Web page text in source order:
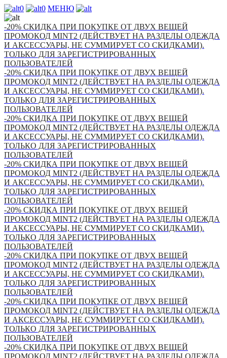
0 0 МЕНЮ
-20% СКИДКА ПРИ ПОКУПКЕ ОТ ДВУХ ВЕЩЕЙ
ПРОМОКОД MINT2 (ДЕЙСТВУЕТ НА РАЗДЕЛЫ ОДЕЖДА
И АКСЕССУАРЫ, НЕ СУММИРУЕТ СО СКИДКАМИ).
ТОЛЬКО ДЛЯ ЗАРЕГИСТРИРОВАННЫХ
ПОЛЬЗОВАТЕЛЕЙ
-20% СКИДКА ПРИ ПОКУПКЕ ОТ ДВУХ ВЕЩЕЙ
ПРОМОКОД MINT2 (ДЕЙСТВУЕТ НА РАЗДЕЛЫ ОДЕЖДА
И АКСЕССУАРЫ, НЕ СУММИРУЕТ СО СКИДКАМИ).
ТОЛЬКО ДЛЯ ЗАРЕГИСТРИРОВАННЫХ
ПОЛЬЗОВАТЕЛЕЙ
-20% СКИДКА ПРИ ПОКУПКЕ ОТ ДВУХ ВЕЩЕЙ
ПРОМОКОД MINT2 (ДЕЙСТВУЕТ НА РАЗДЕЛЫ ОДЕЖДА
И АКСЕССУАРЫ, НЕ СУММИРУЕТ СО СКИДКАМИ).
ТОЛЬКО ДЛЯ ЗАРЕГИСТРИРОВАННЫХ
ПОЛЬЗОВАТЕЛЕЙ
-20% СКИДКА ПРИ ПОКУПКЕ ОТ ДВУХ ВЕЩЕЙ
ПРОМОКОД MINT2 (ДЕЙСТВУЕТ НА РАЗДЕЛЫ ОДЕЖДА
И АКСЕССУАРЫ, НЕ СУММИРУЕТ СО СКИДКАМИ).
ТОЛЬКО ДЛЯ ЗАРЕГИСТРИРОВАННЫХ
ПОЛЬЗОВАТЕЛЕЙ
-20% СКИДКА ПРИ ПОКУПКЕ ОТ ДВУХ ВЕЩЕЙ
ПРОМОКОД MINT2 (ДЕЙСТВУЕТ НА РАЗДЕЛЫ ОДЕЖДА
И АКСЕССУАРЫ, НЕ СУММИРУЕТ СО СКИДКАМИ).
ТОЛЬКО ДЛЯ ЗАРЕГИСТРИРОВАННЫХ
ПОЛЬЗОВАТЕЛЕЙ
-20% СКИДКА ПРИ ПОКУПКЕ ОТ ДВУХ ВЕЩЕЙ
ПРОМОКОД MINT2 (ДЕЙСТВУЕТ НА РАЗДЕЛЫ ОДЕЖДА
И АКСЕССУАРЫ, НЕ СУММИРУЕТ СО СКИДКАМИ).
ТОЛЬКО ДЛЯ ЗАРЕГИСТРИРОВАННЫХ
ПОЛЬЗОВАТЕЛЕЙ
-20% СКИДКА ПРИ ПОКУПКЕ ОТ ДВУХ ВЕЩЕЙ
ПРОМОКОД MINT2 (ДЕЙСТВУЕТ НА РАЗДЕЛЫ ОДЕЖДА
И АКСЕССУАРЫ, НЕ СУММИРУЕТ СО СКИДКАМИ).
ТОЛЬКО ДЛЯ ЗАРЕГИСТРИРОВАННЫХ
ПОЛЬЗОВАТЕЛЕЙ
-20% СКИДКА ПРИ ПОКУПКЕ ОТ ДВУХ ВЕЩЕЙ
ПРОМОКОД MINT2 (ДЕЙСТВУЕТ НА РАЗДЕЛЫ ОДЕЖДА